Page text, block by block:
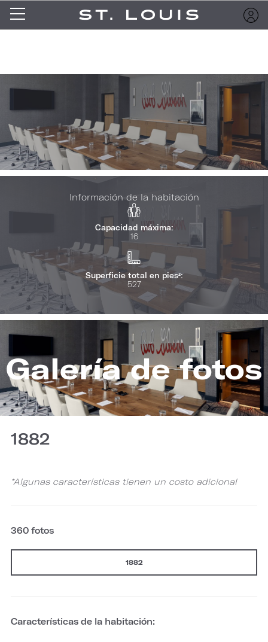
Información de la habitación
Capacidad máxima:
16
Superficie total en pies²:
527
Galería de fotos
1882
*Algunas características tienen un costo adicional
360 fotos
1882
Características de la habitación: